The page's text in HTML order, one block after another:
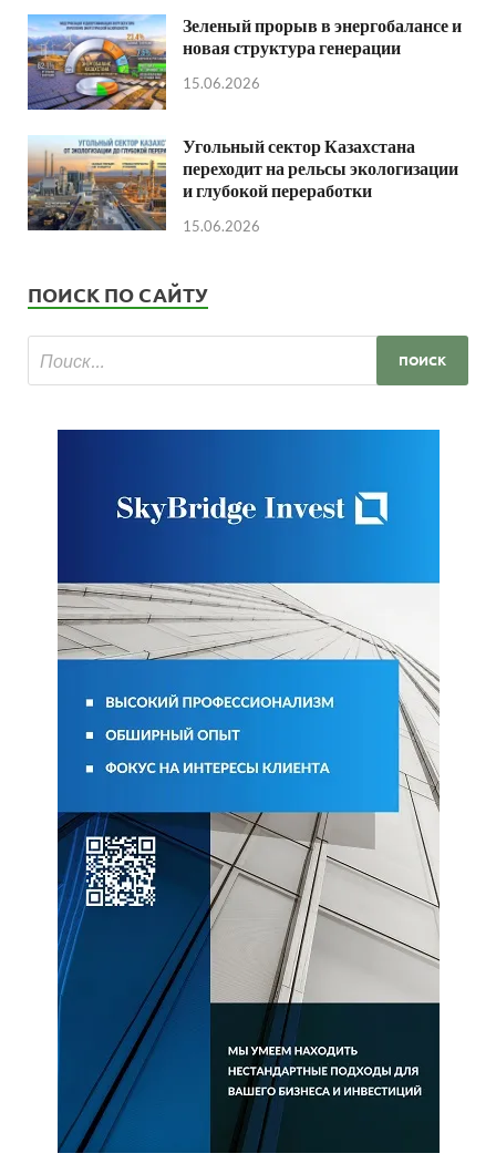
Зеленый прорыв в энергобалансе и
новая структура генерации
15.06.2026
Угольный сектор Казахстана
переходит на рельсы экологизации
и глубокой переработки
15.06.2026
ПОИСК ПО САЙТУ